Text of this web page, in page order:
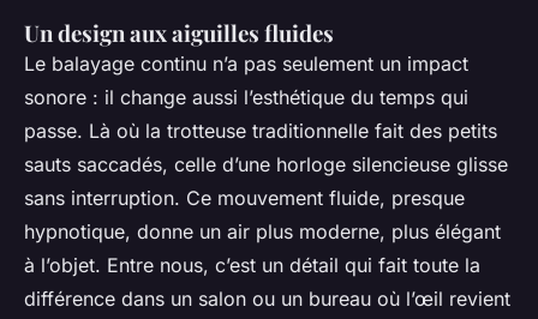
Un design aux aiguilles fluides
Le balayage continu n’a pas seulement un impact
sonore : il change aussi l’esthétique du temps qui
passe. Là où la trotteuse traditionnelle fait des petits
sauts saccadés, celle d’une horloge silencieuse glisse
sans interruption. Ce mouvement fluide, presque
hypnotique, donne un air plus moderne, plus élégant
à l’objet. Entre nous, c’est un détail qui fait toute la
différence dans un salon ou un bureau où l’œil revient